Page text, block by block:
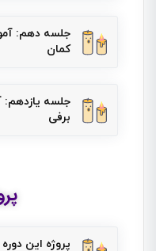
جلسه دهم:
کمان
جلسه
برفی
پروژه این دوره